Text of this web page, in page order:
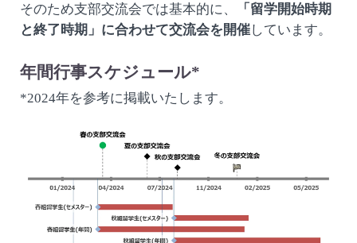
そのため支部交流会では基本的に、
「留学開始時期
と終了時期」に合わせて交流会を開催しています。
年間行事スケジュール*
*2024年を参考に掲載いたします。